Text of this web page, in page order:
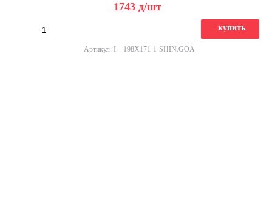
1743 д/шт
купить
Артикул: I---198X171-1-SHIN.GOA